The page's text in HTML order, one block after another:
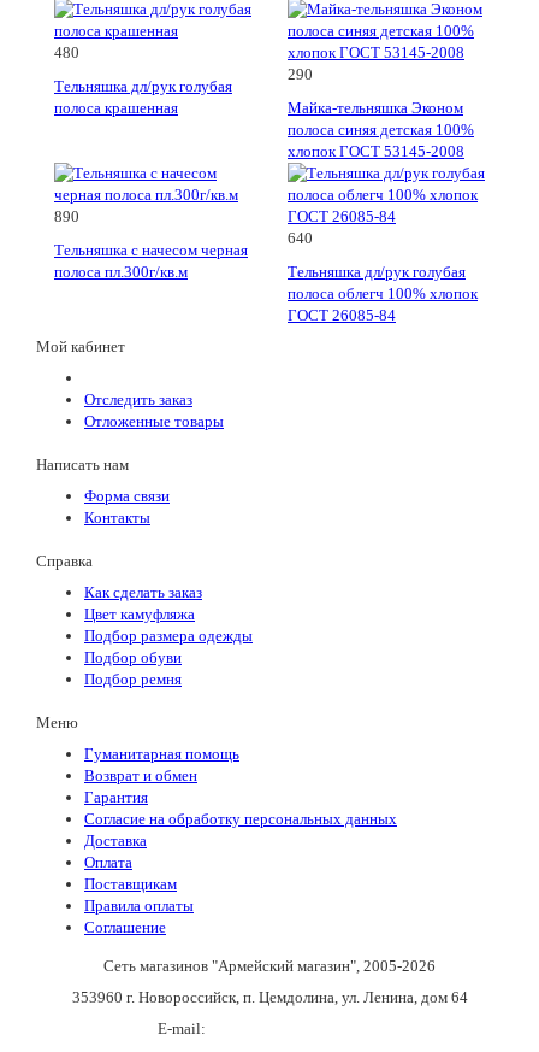
480
Тельняшка дл/рук голубая
полоса крашенная
290
Майка-тельняшка Эконом
полоса синяя детская 100%
хлопок ГОСТ 53145-2008
890
Тельняшка с начесом черная
полоса пл.300г/кв.м
640
Тельняшка дл/рук голубая
полоса облегч 100% хлопок
ГОСТ 26085-84
Мой кабинет
Отследить заказ
Отложенные товары
Написать нам
Форма связи
Контакты
Справка
Как сделать заказ
Цвет камуфляжа
Подбор размера одежды
Подбор обуви
Подбор ремня
Меню
Гуманитарная помощь
Возврат и обмен
Гарантия
Согласие на обработку персональных данных
Доставка
Оплата
Поставщикам
Правила оплаты
Соглашение
Сеть магазинов "Армейский магазин" , 2005-2026
353960 г. Новороссийск, п. Цемдолина, ул. Ленина, дом 64
E-mail: